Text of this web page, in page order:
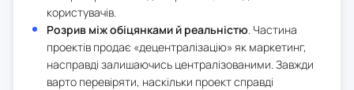
користувачів.
Розрив між обіцянками й реальністю . Частина
проектів продає «децентралізацію» як маркетинг,
насправді залишаючись централізованими. Завжди
варто перевіряти, наскільки проект справді